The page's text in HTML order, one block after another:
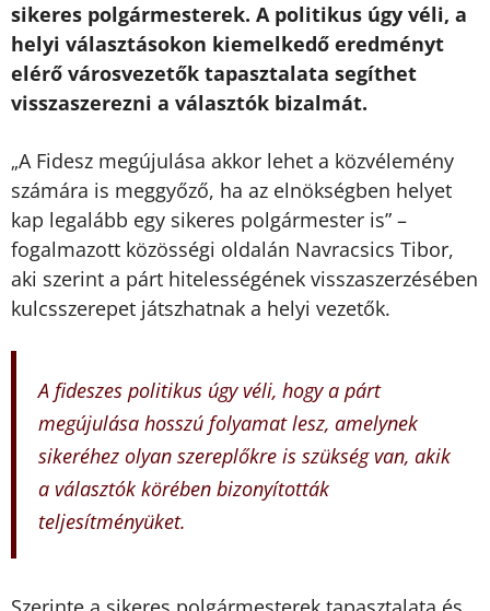
sikeres polgármesterek. A politikus úgy véli, a
helyi választásokon kiemelkedő eredményt
elérő városvezetők tapasztalata segíthet
visszaszerezni a választók bizalmát.
„A Fidesz megújulása akkor lehet a közvélemény
számára is meggyőző, ha az elnökségben helyet
kap legalább egy sikeres polgármester is” –
fogalmazott közösségi oldalán Navracsics Tibor,
aki szerint a párt hitelességének visszaszerzésében
kulcsszerepet játszhatnak a helyi vezetők.
A fideszes politikus úgy véli, hogy a párt
megújulása hosszú folyamat lesz, amelynek
sikeréhez olyan szereplőkre is szükség van, akik
a választók körében bizonyították
teljesítményüket.